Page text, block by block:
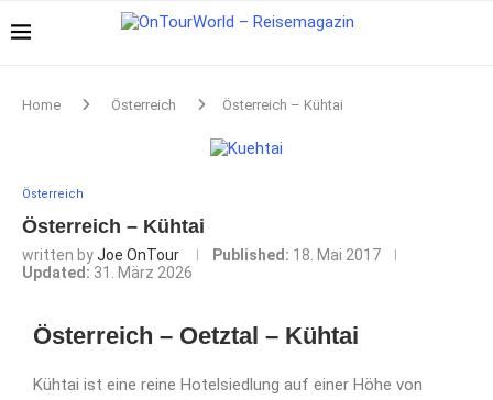
Home Österreich Österreich – Kühtai
Österreich
Österreich – Kühtai
written byJoe OnTour Published: 18. Mai 2017
Updated: 31. März 2026
Österreich – Oetztal – Kühtai
Kühtai ist eine reine Hotelsiedlung auf einer Höhe von